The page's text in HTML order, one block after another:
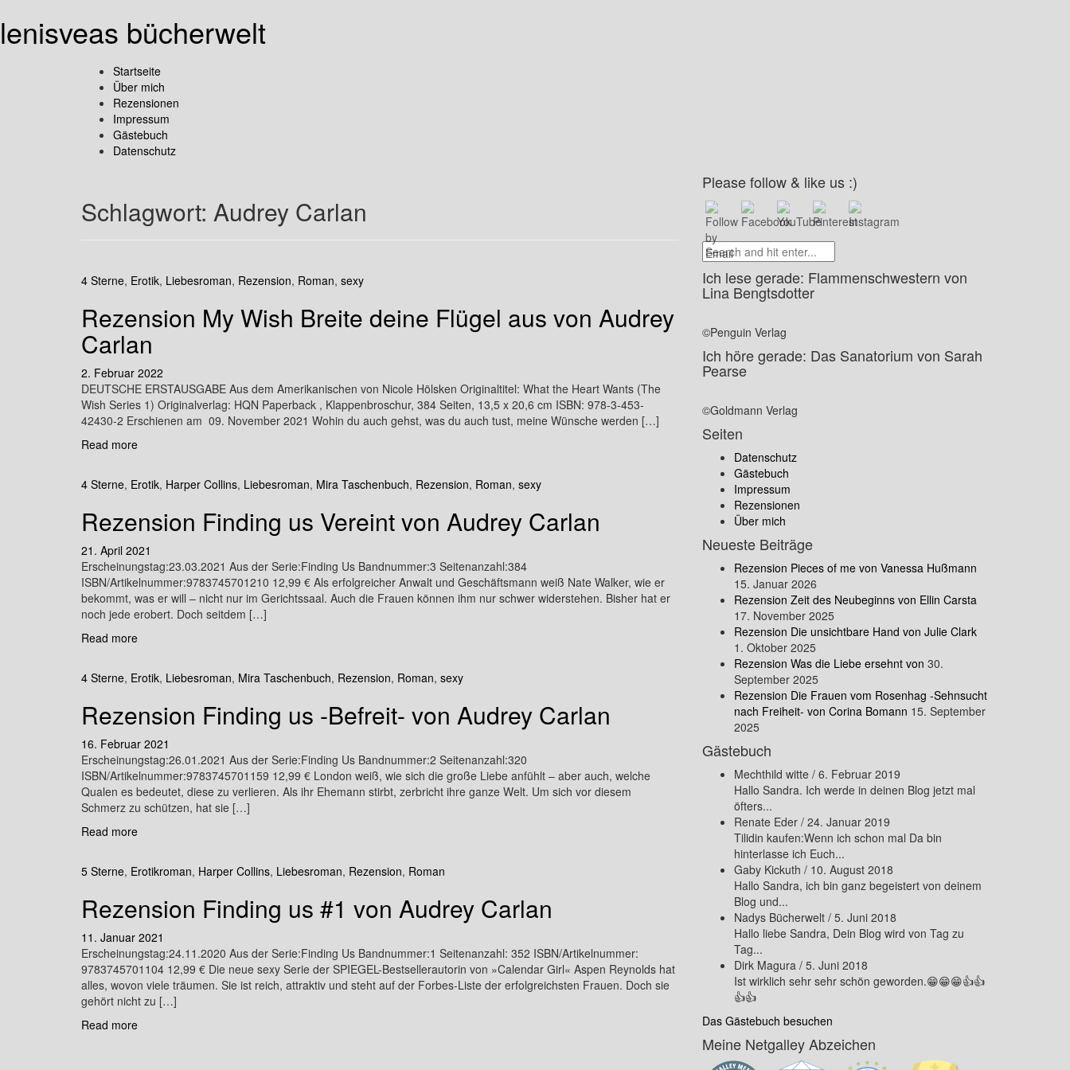
lenisveas bücherwelt
Startseite
Über mich
Rezensionen
Impressum
Gästebuch
Datenschutz
Schlagwort: Audrey Carlan
4 Sterne, Erotik, Liebesroman, Rezension, Roman, sexy
Rezension My Wish Breite deine Flügel aus von Audrey
Carlan
2. Februar 2022
DEUTSCHE ERSTAUSGABE Aus dem Amerikanischen von Nicole Hölsken Originaltitel: What the Heart Wants (The
Wish Series 1) Originalverlag: HQN Paperback , Klappenbroschur, 384 Seiten, 13,5 x 20,6 cm ISBN: 978-3-453-
42430-2 Erschienen am 09. November 2021 Wohin du auch gehst, was du auch tust, meine Wünsche werden […]
Read more
4 Sterne, Erotik, Harper Collins, Liebesroman, Mira Taschenbuch, Rezension, Roman, sexy
Rezension Finding us Vereint von Audrey Carlan
21. April 2021
Erscheinungstag:23.03.2021 Aus der Serie:Finding Us Bandnummer:3 Seitenanzahl:384
ISBN/Artikelnummer:9783745701210 12,99 € Als erfolgreicher Anwalt und Geschäftsmann weiß Nate Walker, wie er
bekommt, was er will – nicht nur im Gerichtssaal. Auch die Frauen können ihm nur schwer widerstehen. Bisher hat er
noch jede erobert. Doch seitdem […]
Read more
4 Sterne, Erotik, Liebesroman, Mira Taschenbuch, Rezension, Roman, sexy
Rezension Finding us -Befreit- von Audrey Carlan
16. Februar 2021
Erscheinungstag:26.01.2021 Aus der Serie:Finding Us Bandnummer:2 Seitenanzahl:320
ISBN/Artikelnummer:9783745701159 12,99 € London weiß, wie sich die große Liebe anfühlt – aber auch, welche
Qualen es bedeutet, diese zu verlieren. Als ihr Ehemann stirbt, zerbricht ihre ganze Welt. Um sich vor diesem
Schmerz zu schützen, hat sie […]
Read more
5 Sterne, Erotikroman, Harper Collins, Liebesroman, Rezension, Roman
Rezension Finding us #1 von Audrey Carlan
11. Januar 2021
Erscheinungstag:24.11.2020 Aus der Serie:Finding Us Bandnummer:1 Seitenanzahl: 352 ISBN/Artikelnummer:
9783745701104 12,99 € Die neue sexy Serie der SPIEGEL-Bestsellerautorin von »Calendar Girl« Aspen Reynolds hat
alles, wovon viele träumen. Sie ist reich, attraktiv und steht auf der Forbes-Liste der erfolgreichsten Frauen. Doch sie
gehört nicht zu […]
Read more
Please follow & like us :)
Ich lese gerade: Flammenschwestern von
Lina Bengtsdotter
©Penguin Verlag
Ich höre gerade: Das Sanatorium von Sarah
Pearse
©Goldmann Verlag
Seiten
Datenschutz
Gästebuch
Impressum
Rezensionen
Über mich
Neueste Beiträge
Rezension Pieces of me von Vanessa Hußmann
15. Januar 2026
Rezension Zeit des Neubeginns von Ellin Carsta
17. November 2025
Rezension Die unsichtbare Hand von Julie Clark
1. Oktober 2025
Rezension Was die Liebe ersehnt von 30.
September 2025
Rezension Die Frauen vom Rosenhag -Sehnsucht
nach Freiheit- von Corina Bomann 15. September
2025
Gästebuch
Mechthild witte / 6. Februar 2019
Hallo Sandra. Ich werde in deinen Blog jetzt mal
öfters...
Renate Eder / 24. Januar 2019
Tilidin kaufen:Wenn ich schon mal Da bin
hinterlasse ich Euch...
Gaby Kickuth / 10. August 2018
Hallo Sandra, ich bin ganz begeistert von deinem
Blog und...
Nadys Bücherwelt / 5. Juni 2018
Hallo liebe Sandra, Dein Blog wird von Tag zu
Tag...
Dirk Magura / 5. Juni 2018
Ist wirklich sehr sehr schön geworden.😁😁😁👍👍
👍👍
Das Gästebuch besuchen
Meine Netgalley Abzeichen